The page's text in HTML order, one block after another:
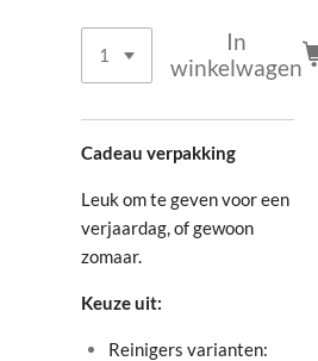
In
winkelwagen
Cadeau verpakking
Leuk om te geven voor een
verjaardag, of gewoon
zomaar.
Keuze uit:
Reinigers varianten: